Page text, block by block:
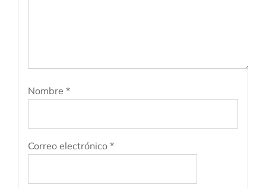
Nombre *
Correo electrónico *